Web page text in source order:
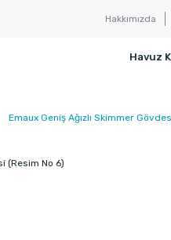
Hakkımızda
Havuz
Emaux Geniş Ağızlı Skimmer